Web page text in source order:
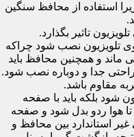
استفاده از محافظ سنگین
تاثیر بگذارد.
تلویزیون نصب شود چراکه
و همچنین محافظ باید
جدا و دوباره نصب شود.
مقاوم باشد.
شود بلکه باید با صفحه
هوا ردو بدل شود و صفحه
استاندارد بین محافظ و